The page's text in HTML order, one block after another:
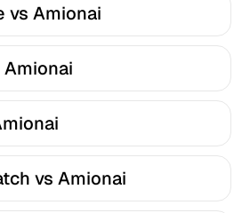
vs Amionai
vs Amionai